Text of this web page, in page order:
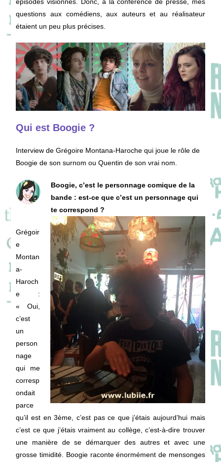
questions aux comédiens, aux auteurs et au réalisateur
étaient un peu plus précises.
Qui est Boogie ?
Interview de Grégoire Montana-Haroche qui joue le rôle de
Boogie de son surnom ou Quentin de son vrai nom.
Boogie, c’est le personnage comique de la
bande : est-ce que c’est un personnage qui
te correspond ?
Grégoir
e
Montan
a-
Haroch
e :
« Oui,
c’est
un
person
nage
qui me
corresp
ondait
parce
qu’il est en 3ème, c’est pas ce que j’étais aujourd’hui mais
c’est ce que j’étais vraiment au collège, c’est-à-dire trouver
une manière de se démarquer des autres et avec une
grosse timidité. Boogie raconte énormément de mensonges